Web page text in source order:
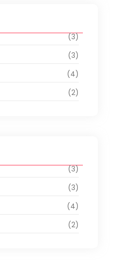
(3)
(3)
(4)
(2)
(3)
(3)
(4)
(2)